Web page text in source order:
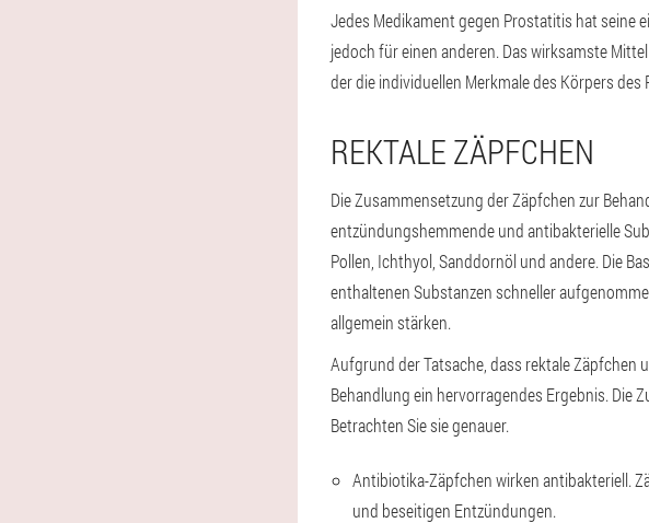
Jedes Medikament gegen Prostatitis hat seine
jedoch für einen anderen. Das wirksamste
der die individuellen Merkmale des Körpers
REKTALE ZÄPFCHEN
Die Zusammensetzung der Zäpfchen zur
entzündungshemmende und antibakterielle
Pollen, Ichthyol, Sanddornöl und andere. Die
enthaltenen Substanzen schneller
allgemein stärken.
Aufgrund der Tatsache, dass rektale Zäpfchen
Behandlung ein hervorragendes Ergebnis. Die
Betrachten Sie sie genauer.
Antibiotika-Zäpfchen wirken antibakteriell.
und beseitigen Entzündungen.